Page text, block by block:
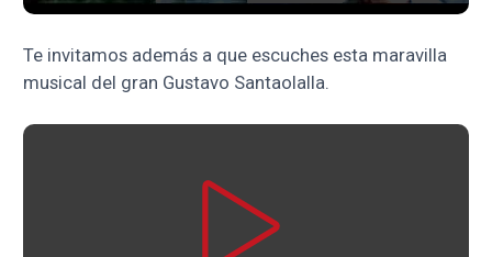
Te invitamos además a que escuches esta maravilla
musical del gran Gustavo Santaolalla.